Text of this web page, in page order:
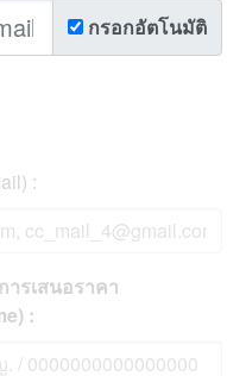
กรอกอัตโนมัติ
:
รเสนอราคา
: